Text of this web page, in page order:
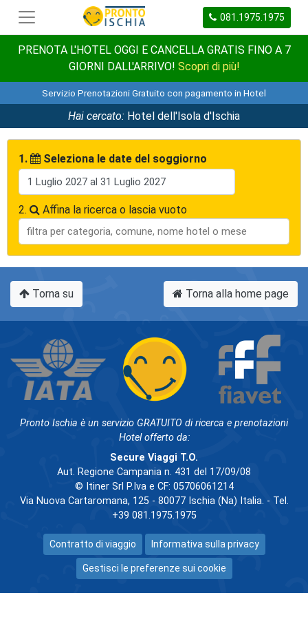
081.1975.1975
PRENOTA L'HOTEL OGGI E CANCELLA GRATIS FINO A 7
GIORNI DALL'ARRIVO! Scopri di più!
Servizio Prenotazioni Gratuito con pagamento in Hotel
Hai cercato: Hotel dell'Isola d'Ischia
1. Seleziona le date del soggiorno
2. Affina la ricerca o lascia vuoto
Torna su Torna alla home page
Pronto Ischia è un servizio GRATUITO di ricerca e prenotazioni
Hotel offerto da:
Secure Viaggi T.O.
Aut. Regione Campania n. 431 del 17/09/08
© Itiner Srl P.Iva e CF: 05706061214
Via Nuova Cartaromana, 125 - 80077 Ischia (Na) Italia. - Tel.
+39 081.1975.1975
Contratto di viaggio Informativa sulla privacy
Gestisci le preferenze sui cookie